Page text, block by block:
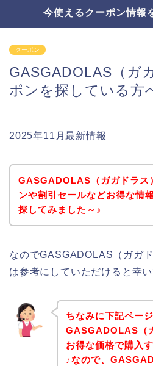
今使えるクーポン情報
クーポン
GASGADOLAS（ガ
ポンを探している方
2025年11月最新情報
GASGADOLAS（ガガドラス
ンや割引セールなどお得な情
探してみました～♪
なのでGASGADOLAS（ガガ
は参考にしていただけると幸い
ちなみに下記ページ
GASGADOLAS（
お得な価格で購入
♪なので、